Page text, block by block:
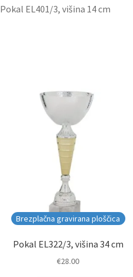
Pokal EL401/3, višina 14 cm
Brezplačna gravirana ploščica
Pokal EL322/3, višina 34 cm
€28.00